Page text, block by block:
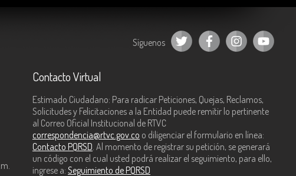
Síguenos
Contacto Virtual
Estimado Ciudadano: Para radicar Peticiones, Quejas, Reclamos,
Solicitudes y Felicitaciones a la Entidad puede remitir lo pertinente
al Correo Oficial Institucional de RTVC
correspondencia@rtvc.gov.co o diligenciar el formulario en línea:
Contacto PQRSD. Al momento de registrar su petición, se generará
un código con el cual usted podrá realizar el seguimiento, para ello,
ingrese a: Seguimiento de PQRSD